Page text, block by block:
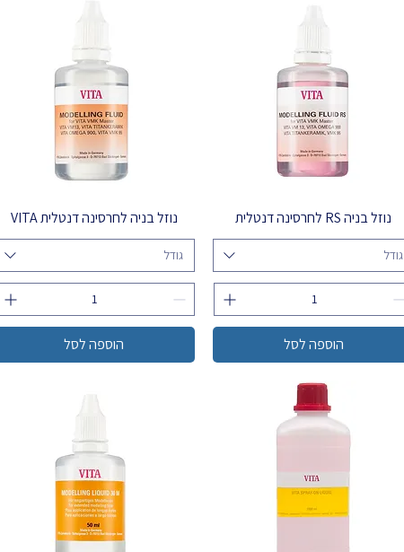
נוזל בניה RS לחרסינה דנטלית
גודל
הוספה לסל
נוזל בניה לחרסינה דנטלית VITA
גודל
הוספה לסל